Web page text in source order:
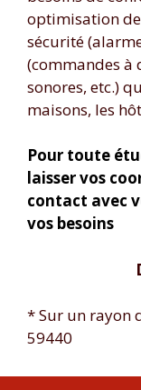
optimisation de
sécurité
(commandes à
sonores, etc.)
maisons, les
Pour toute
laisser vos
contact avec
vos besoins
* Sur un rayon
59440